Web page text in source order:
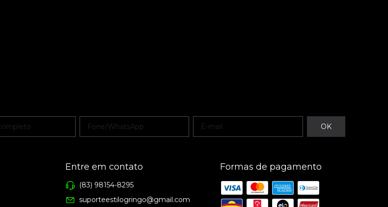
Entre em contato
(83) 98154-8295
suporteestilogringo@gmail.com
Formas de pagamento